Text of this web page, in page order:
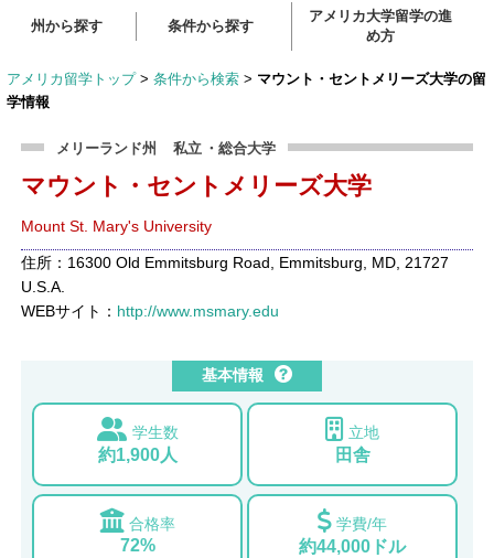
州から探す 条件から探す
アメリカ大学留学の進
め方
アメリカ留学トップ > 条件から検索 > マウント・セントメリーズ大学の留
学情報
メリーランド州 私立 ・総合大学
マウント・セントメリーズ大学
Mount St. Mary's University
住所：16300 Old Emmitsburg Road, Emmitsburg, MD, 21727
U.S.A.
WEBサイト： http://www.msmary.edu
基本情報
学生数
約1,900人
立地
田舎
合格率
72%
学費/年
約44,000ドル